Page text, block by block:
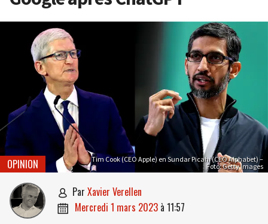
Tim Cook (CEO Apple) en Sundar Picahi (CEO Alphabet) –
Foto: Getty Images
OPINION
 par Xavier Verellen
 mercredi 1 mars 2023 à 11:57